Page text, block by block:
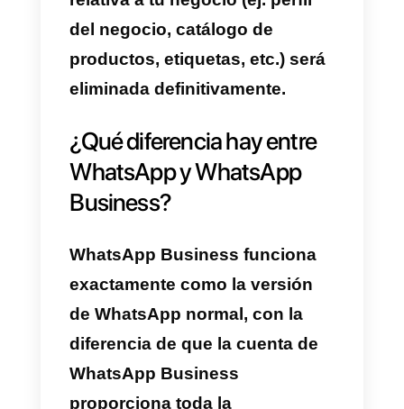
2) Abre la aplicación de
WhatsApp Business
de WhatsApp Business
permanezca abierta y el teléfono
4) WhatsApp Business identifica
automáticamente el número de
teléfono que utilizas en
WhatsApp. Para continuar,